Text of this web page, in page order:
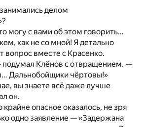
делом
могу с вами об этом говорить…
как не со мной! Я детально
вопрос вместе с Красенко.
Клёнов с отвращением. —
Дальнобойщики чёртовы!»
вы знаете всё даже лучше
он.
опасное оказалось, не зря
одно заявление — «Задержана